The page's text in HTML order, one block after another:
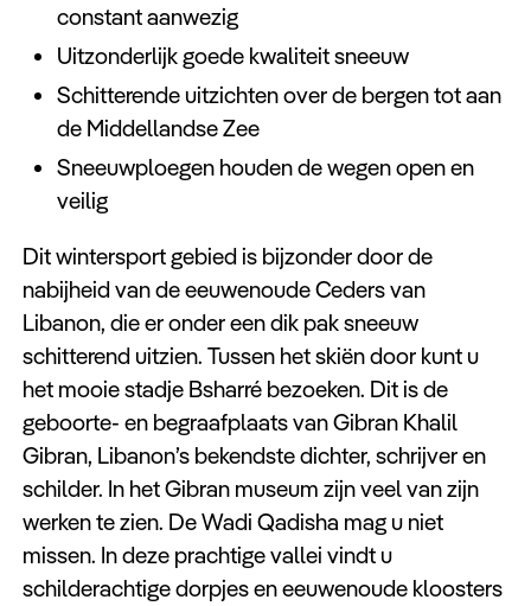
constant aanwezig
Uitzonderlijk goede kwaliteit sneeuw
Schitterende uitzichten over de bergen tot aan
de Middellandse Zee
Sneeuwploegen houden de wegen open en
veilig
Dit wintersport gebied is bijzonder door de
nabijheid van de eeuwenoude Ceders van
Libanon, die er onder een dik pak sneeuw
schitterend uitzien. Tussen het skiën door kunt u
het mooie stadje Bsharré bezoeken. Dit is de
geboorte- en begraafplaats van Gibran Khalil
Gibran, Libanon’s bekendste dichter, schrijver en
schilder. In het Gibran museum zijn veel van zijn
werken te zien. De Wadi Qadisha mag u niet
missen. In deze prachtige vallei vindt u
schilderachtige dorpjes en eeuwenoude kloosters